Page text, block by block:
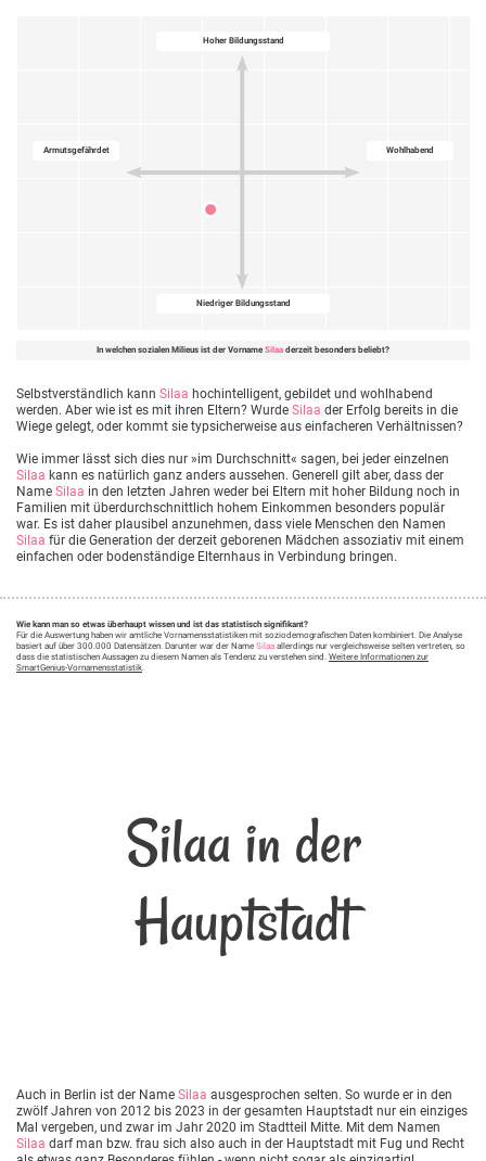
Hoher Bildungsstand
Wohlhabend
Niedriger Bildungsstand
Armutsgefährdet
In welchen sozialen Milieus ist der Vorname Silaa derzeit besonders beliebt?
Selbstverständlich kann Silaa hochintelligent, gebildet und wohlhabend
werden. Aber wie ist es mit ihren Eltern? Wurde Silaa der Erfolg bereits in die
Wiege gelegt, oder kommt sie typsicherweise aus einfacheren Verhältnissen?
Wie immer lässt sich dies nur »im Durchschnitt« sagen, bei jeder einzelnen
Silaa kann es natürlich ganz anders aussehen. Generell gilt aber, dass der
Name Silaa in den letzten Jahren weder bei Eltern mit hoher Bildung noch in
Familien mit überdurchschnittlich hohem Einkommen besonders populär
war. Es ist daher plausibel anzunehmen, dass viele Menschen den Namen
Silaa für die Generation der derzeit geborenen Mädchen assoziativ mit einem
einfachen oder bodenständige Elternhaus in Verbindung bringen.
Wie kann man so etwas überhaupt wissen und ist das statistisch signifikant?
Für die Auswertung haben wir amtliche Vornamensstatistiken mit soziodemografischen Daten kombiniert. Die Analyse
basiert auf über 300.000 Datensätzen. Darunter war der Name Silaa allerdings nur vergleichsweise selten vertreten, so
dass die statistischen Aussagen zu diesem Namen als Tendenz zu verstehen sind. Weitere Informationen zur
SmartGenius-Vornamensstatistik.
Silaa in der
Hauptstadt
Auch in Berlin ist der Name Silaa ausgesprochen selten. So wurde er in den
zwölf Jahren von 2012 bis 2023 in der gesamten Hauptstadt nur ein einziges
Mal vergeben, und zwar im Jahr 2020 im Stadtteil Mitte. Mit dem Namen
Silaa darf man bzw. frau sich also auch in der Hauptstadt mit Fug und Recht